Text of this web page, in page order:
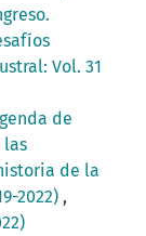
Vol. 31
de
las
de la
2022) ,